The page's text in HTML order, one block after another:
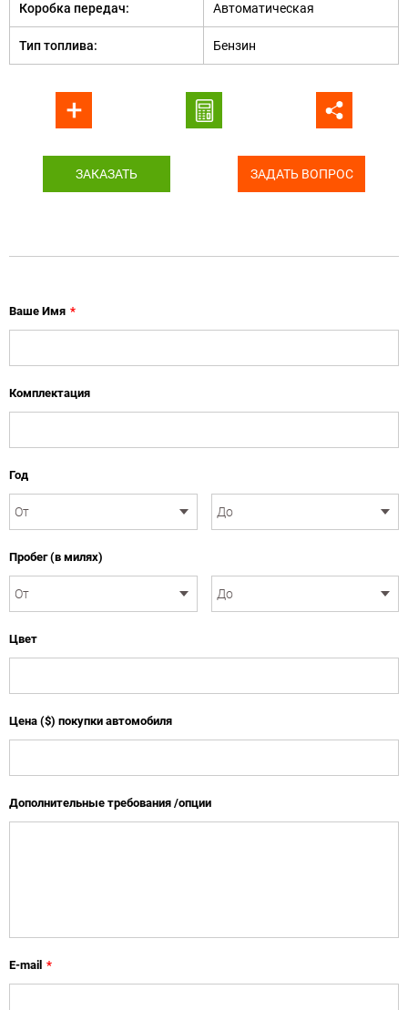
Коробка передач: Автоматическая
Тип топлива: Бензин
ЗАКАЗАТЬ ЗАДАТЬ ВОПРОС
Ваше Имя *
Комплектация
Год
Пробег (в милях)
Цвет
Цена ($) покупки автомобиля
Дополнительные требования /опции
E-mail *